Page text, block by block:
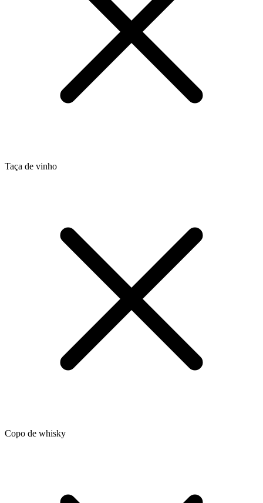
Taça de vinho
Copo de whisky